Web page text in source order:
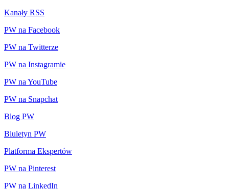
Kanały RSS
PW na Facebook
PW na Twitterze
PW na Instagramie
PW na YouTube
PW na Snapchat
Blog PW
Biuletyn PW
Platforma Ekspertów
PW na Pinterest
PW na LinkedIn